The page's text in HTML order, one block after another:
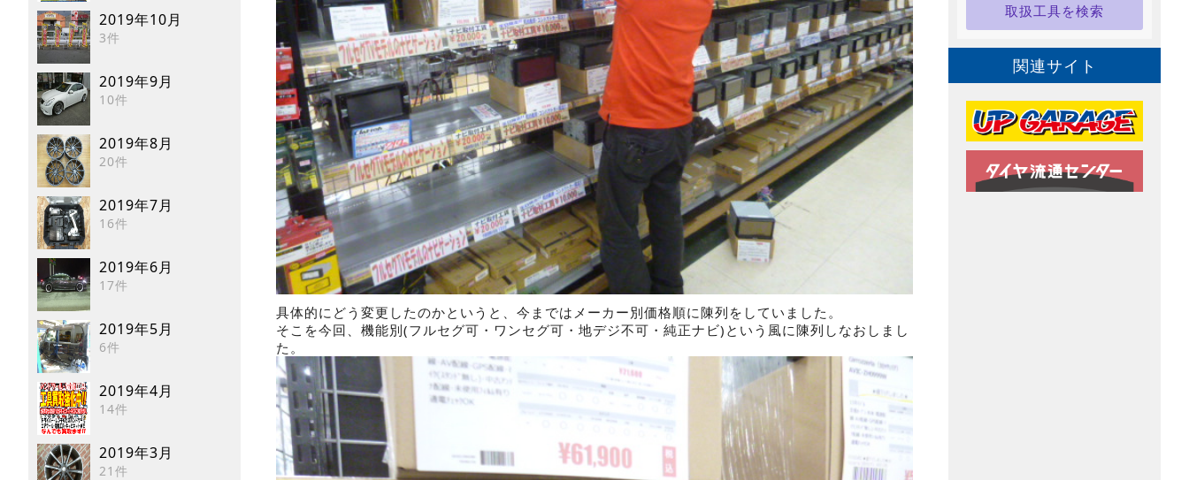
2019年10月
3件
2019年9月
10件
2019年8月
20件
2019年7月
16件
2019年6月
17件
2019年5月
6件
2019年4月
14件
2019年3月
21件
具体的にどう変更したのかというと、今まではメーカー別価格順に陳列をしていました。
そこを今回、機能別(フルセグ可・ワンセグ可・地デジ不可・純正ナビ)という風に陳列しなおしまし
た。
取扱工具を検索
関連サイト